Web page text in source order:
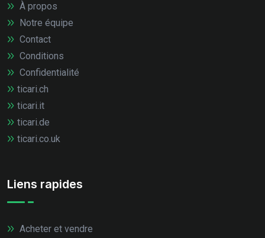
À propos
Notre équipe
Contact
Conditions
Confidentialité
ticari.ch
ticari.it
ticari.de
ticari.co.uk
Liens rapides
Acheter et vendre